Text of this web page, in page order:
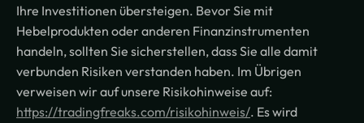
Ihre Investitionen übersteigen. Bevor Sie mit
Hebelprodukten oder anderen Finanzinstrumenten
handeln, sollten Sie sicherstellen, dass Sie alle damit
verbunden Risiken verstanden haben. Im Übrigen
verweisen wir auf unsere Risikohinweise auf:
https://tradingfreaks.com/risikohinweis/. Es wird